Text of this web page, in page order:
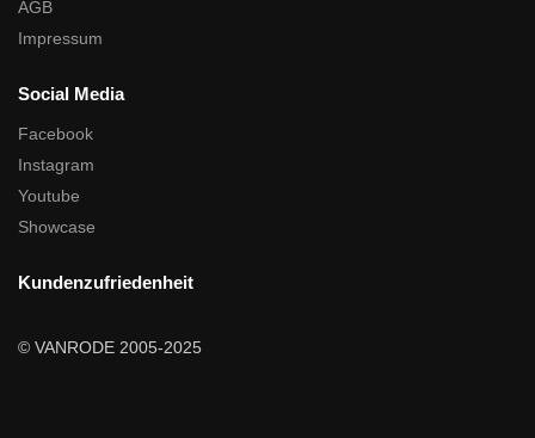
AGB
Impressum
Social Media
Facebook
Instagram
Youtube
Showcase
Kundenzufriedenheit
© VANRODE 2005-2025